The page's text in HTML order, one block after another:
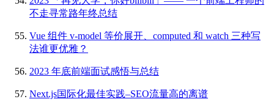
不走寻常路年终总结
Vue 组件 v-model 等价展开、computed 和 watch 三种写
法谁更优雅？
2023 年底前端面试感悟与总结
Next.js国际化最佳实践–SEO流量高的离谱